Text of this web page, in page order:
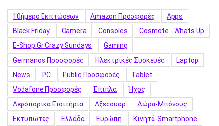
10ήμερο Εκπτώσεων Amazon Προσφορές
Apps
Black Friday
Camera Consoles
Cosmote - Whats Up
E-Shop.gr Crazy Sundays
Gaming
Germanos Προσφορές
Hλεκτρικές Συσκευές
Laptop
News
PC Public Προσφορές
Tablet
Vodafone Προσφορές
Έπιπλα
Ήχος
Αεροπορικά Εισιτήρια
Αξεσουάρ
Δώρα-Μπόνους
Εκτυπωτές
Ελλάδα Ευρώπη
Κινητά-Smartphone